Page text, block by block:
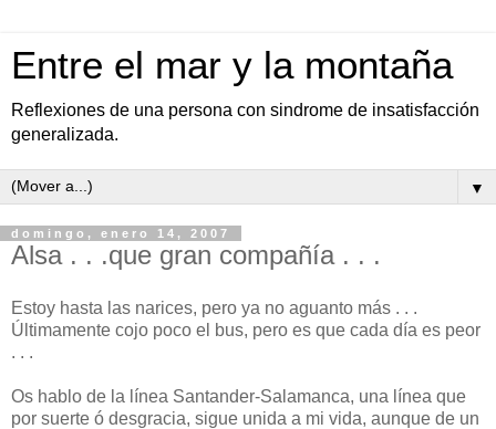
Entre el mar y la montaña
Reflexiones de una persona con sindrome de insatisfacción
generalizada.
▼
domingo, enero 14, 2007
Alsa . . .que gran compañía . . .
Estoy hasta las narices, pero ya no aguanto más . . .
Últimamente cojo poco el bus, pero es que cada día es peor
. . .
Os hablo de la línea Santander-Salamanca, una línea que
por suerte ó desgracia, sigue unida a mi vida, aunque de un